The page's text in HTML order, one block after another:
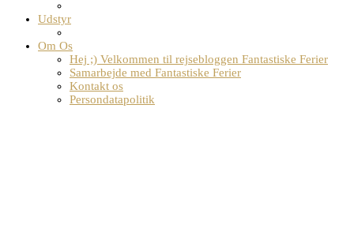
Udstyr
Om Os
Hej ;) Velkommen til rejsebloggen Fantastiske Ferier
Samarbejde med Fantastiske Ferier
Kontakt os
Persondatapolitik